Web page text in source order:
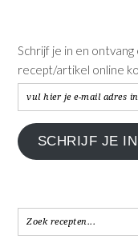
Schrijf je in en
recept/artikel online
vul
hier
je
e-
in.....
SCHRIJF JE IN